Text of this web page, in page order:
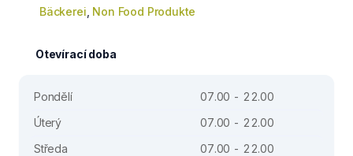
Bäckerei Non Food Produkte
Otevírací doba
Pondělí
07.00 - 22.00
Úterý
07.00 - 22.00
Středa
07.00 - 22.00